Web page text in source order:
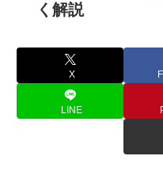
く解説
X
LINE